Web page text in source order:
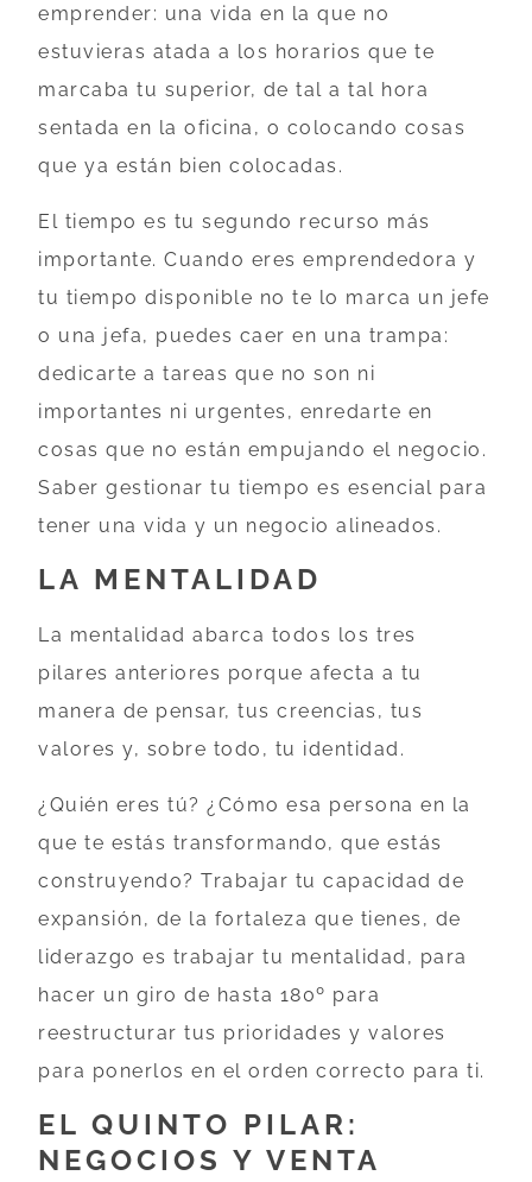
emprender: una vida en la que no
estuvieras atada a los horarios que te
marcaba tu superior, de tal a tal hora
sentada en la oficina, o colocando cosas
que ya están bien colocadas.
El tiempo es tu segundo recurso más
importante. Cuando eres emprendedora y
tu tiempo disponible no te lo marca un jefe
o una jefa, puedes caer en una trampa:
dedicarte a tareas que no son ni
importantes ni urgentes, enredarte en
cosas que no están empujando el negocio.
Saber gestionar tu tiempo es esencial para
tener una vida y un negocio alineados.
LA MENTALIDAD
La mentalidad abarca todos los tres
pilares anteriores porque afecta a tu
manera de pensar, tus creencias, tus
valores y, sobre todo, tu identidad.
¿Quién eres tú? ¿Cómo esa persona en la
que te estás transformando, que estás
construyendo? Trabajar tu capacidad de
expansión, de la fortaleza que tienes, de
liderazgo es trabajar tu mentalidad, para
hacer un giro de hasta 180º para
reestructurar tus prioridades y valores
para ponerlos en el orden correcto para ti.
EL QUINTO PILAR:
NEGOCIOS Y VENTA